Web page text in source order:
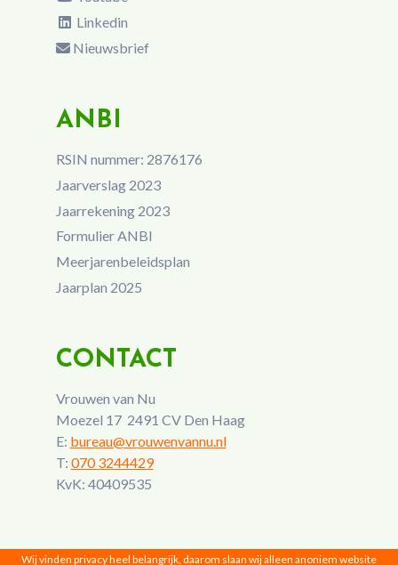
Linkedin
Nieuwsbrief
ANBI
RSIN nummer: 2876176
Jaarverslag 2023
Jaarrekening 2023
Formulier ANBI
Meerjarenbeleidsplan
Jaarplan 2025
CONTACT
Vrouwen van Nu
Moezel 17 2491 CV Den Haag
E: bureau@vrouwenvannu.nl
T: 070 3244429
KvK: 40409535
Wij vinden privacy heel belangrijk, daarom slaan wij alleen anoniem website